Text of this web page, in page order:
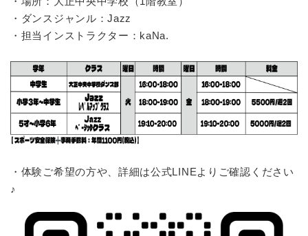
・ダンスジャンル：Jazz
・担当インストラクター：kaNa.
・体験ご希望の方や、詳細は公式LINEよりご確認ください
♪